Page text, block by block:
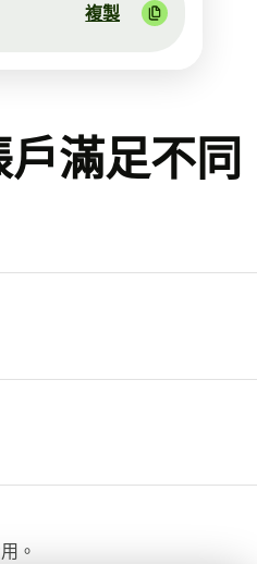
複製
滿足不同
。